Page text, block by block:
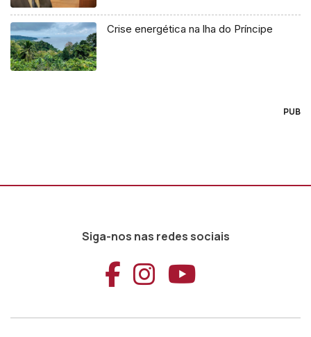
Crise energética na lha do Príncipe
PUB
Siga-nos nas redes sociais
Aceder ao
Aceder ao
Aceder